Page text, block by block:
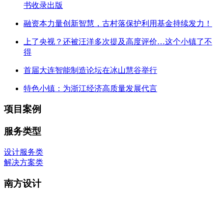
书收录出版
融资本力量创新智慧，古村落保护利用基金持续发力！
上了央视？还被汪洋多次提及高度评价…这个小镇了不
得
首届大连智能制造论坛在冰山慧谷举行
特色小镇：为浙江经济高质量发展代言
项目案例
服务类型
设计服务类
解决方案类
南方设计